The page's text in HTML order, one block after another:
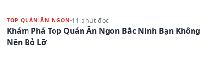
TOP QUÁN ĂN NGON 11 phút đọc
Khám Phá Top Quán Ăn Ngon Bắc Ninh Bạn Không
Nên Bỏ Lỡ